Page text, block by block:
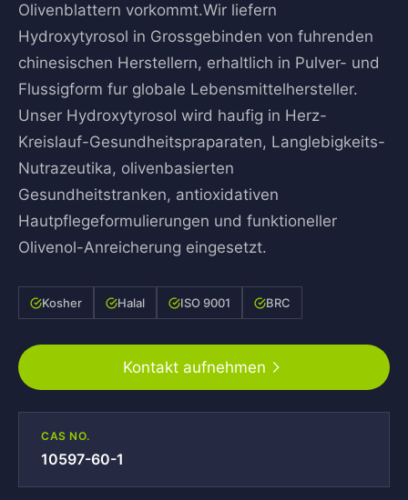
Olivenblattern vorkommt.Wir liefern
Hydroxytyrosol in Grossgebinden von fuhrenden
chinesischen Herstellern, erhaltlich in Pulver- und
Flussigform fur globale Lebensmittelhersteller.
Unser Hydroxytyrosol wird haufig in Herz-
Kreislauf-Gesundheitspraparaten, Langlebigkeits-
Nutrazeutika, olivenbasierten
Gesundheitstranken, antioxidativen
Hautpflegeformulierungen und funktioneller
Olivenol-Anreicherung eingesetzt.
Kosher Halal ISO 9001 BRC
Kontakt aufnehmen
CAS NO.
10597-60-1